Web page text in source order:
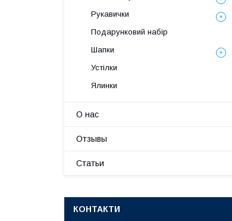
Рукавички
Подарунковий набір
Шапки
Устілки
Ялинки
О нас
Отзывы
Статьи
КОНТАКТИ